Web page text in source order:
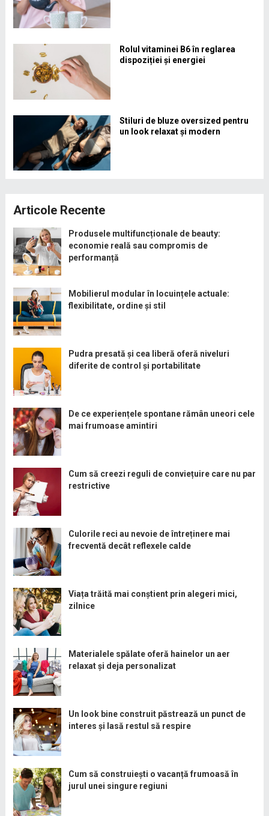
Rolul vitaminei B6 în reglarea
dispoziției și energiei
Stiluri de bluze oversized pentru
un look relaxat și modern
Articole Recente
Produsele multifuncționale de beauty:
economie reală sau compromis de
performanță
Mobilierul modular în locuințele actuale:
flexibilitate, ordine și stil
Pudra presată și cea liberă oferă niveluri
diferite de control și portabilitate
De ce experiențele spontane rămân uneori cele
mai frumoase amintiri
Cum să creezi reguli de conviețuire care nu par
restrictive
Culorile reci au nevoie de întreținere mai
frecventă decât reflexele calde
Viața trăită mai conștient prin alegeri mici,
zilnice
Materialele spălate oferă hainelor un aer
relaxat și deja personalizat
Un look bine construit păstrează un punct de
interes și lasă restul să respire
Cum să construiești o vacanță frumoasă în
jurul unei singure regiuni